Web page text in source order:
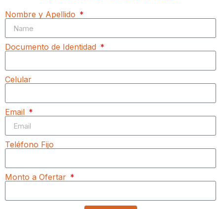
Nombre y Apellido
Documento de Identidad
Celular
Email
Teléfono Fijo
Monto a Ofertar